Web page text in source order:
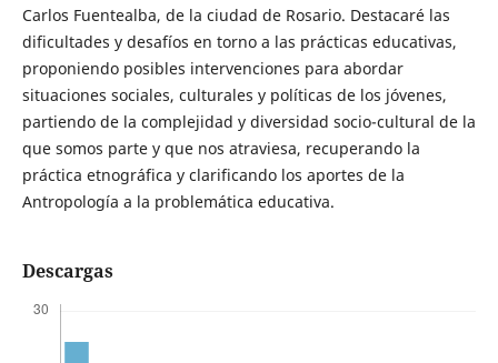
Carlos Fuentealba, de la ciudad de Rosario. Destacaré las
dificultades y desafíos en torno a las prácticas educativas,
proponiendo posibles intervenciones para abordar
situaciones sociales, culturales y políticas de los jóvenes,
partiendo de la complejidad y diversidad socio-cultural de la
que somos parte y que nos atraviesa, recuperando la
práctica etnográfica y clarificando los aportes de la
Antropología a la problemática educativa.
Descargas